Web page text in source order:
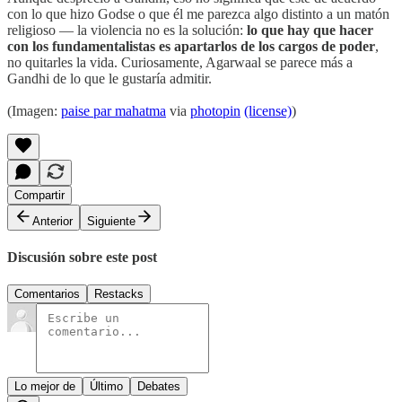
con lo que hizo Godse o que él me parezca algo distinto a un matón
religioso — la violencia no es la solución: lo que hay que hacer
con los fundamentalistas es apartarlos de los cargos de poder,
no quitarles la vida. Curiosamente, Agarwaal se parece más a
Gandhi de lo que le gustaría admitir.
(Imagen: paise par mahatma via photopin (license))
Compartir
Anterior
Siguiente
Discusión sobre este post
Comentarios Restacks
Lo mejor de Último Debates